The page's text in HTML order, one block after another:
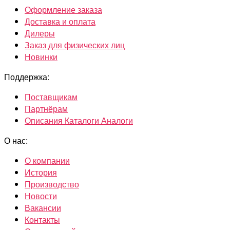
Оформление заказа
Доставка и оплата
Дилеры
Заказ для физических лиц
Новинки
Поддержка:
Поставщикам
Партнёрам
Описания Каталоги Аналоги
О нас:
О компании
История
Производство
Новости
Вакансии
Контакты